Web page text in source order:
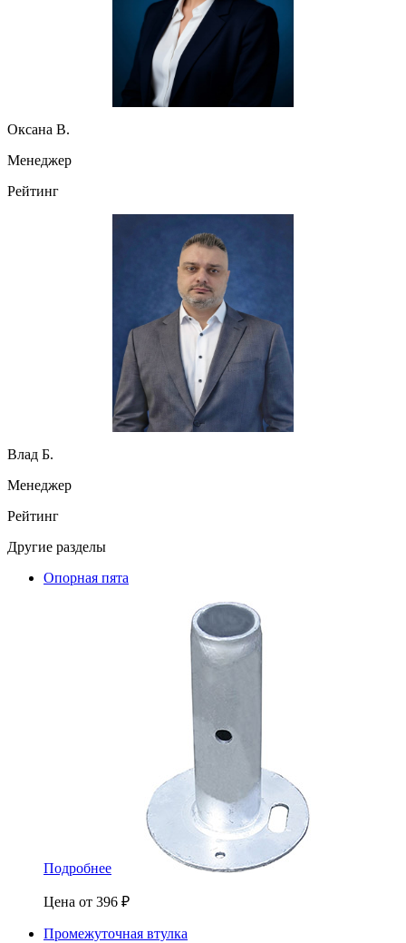
Оксана В.
Менеджер
Рейтинг
Влад Б.
Менеджер
Рейтинг
Другие разделы
Опорная пята
Подробнее
Цена от 396 ₽
Промежуточная втулка